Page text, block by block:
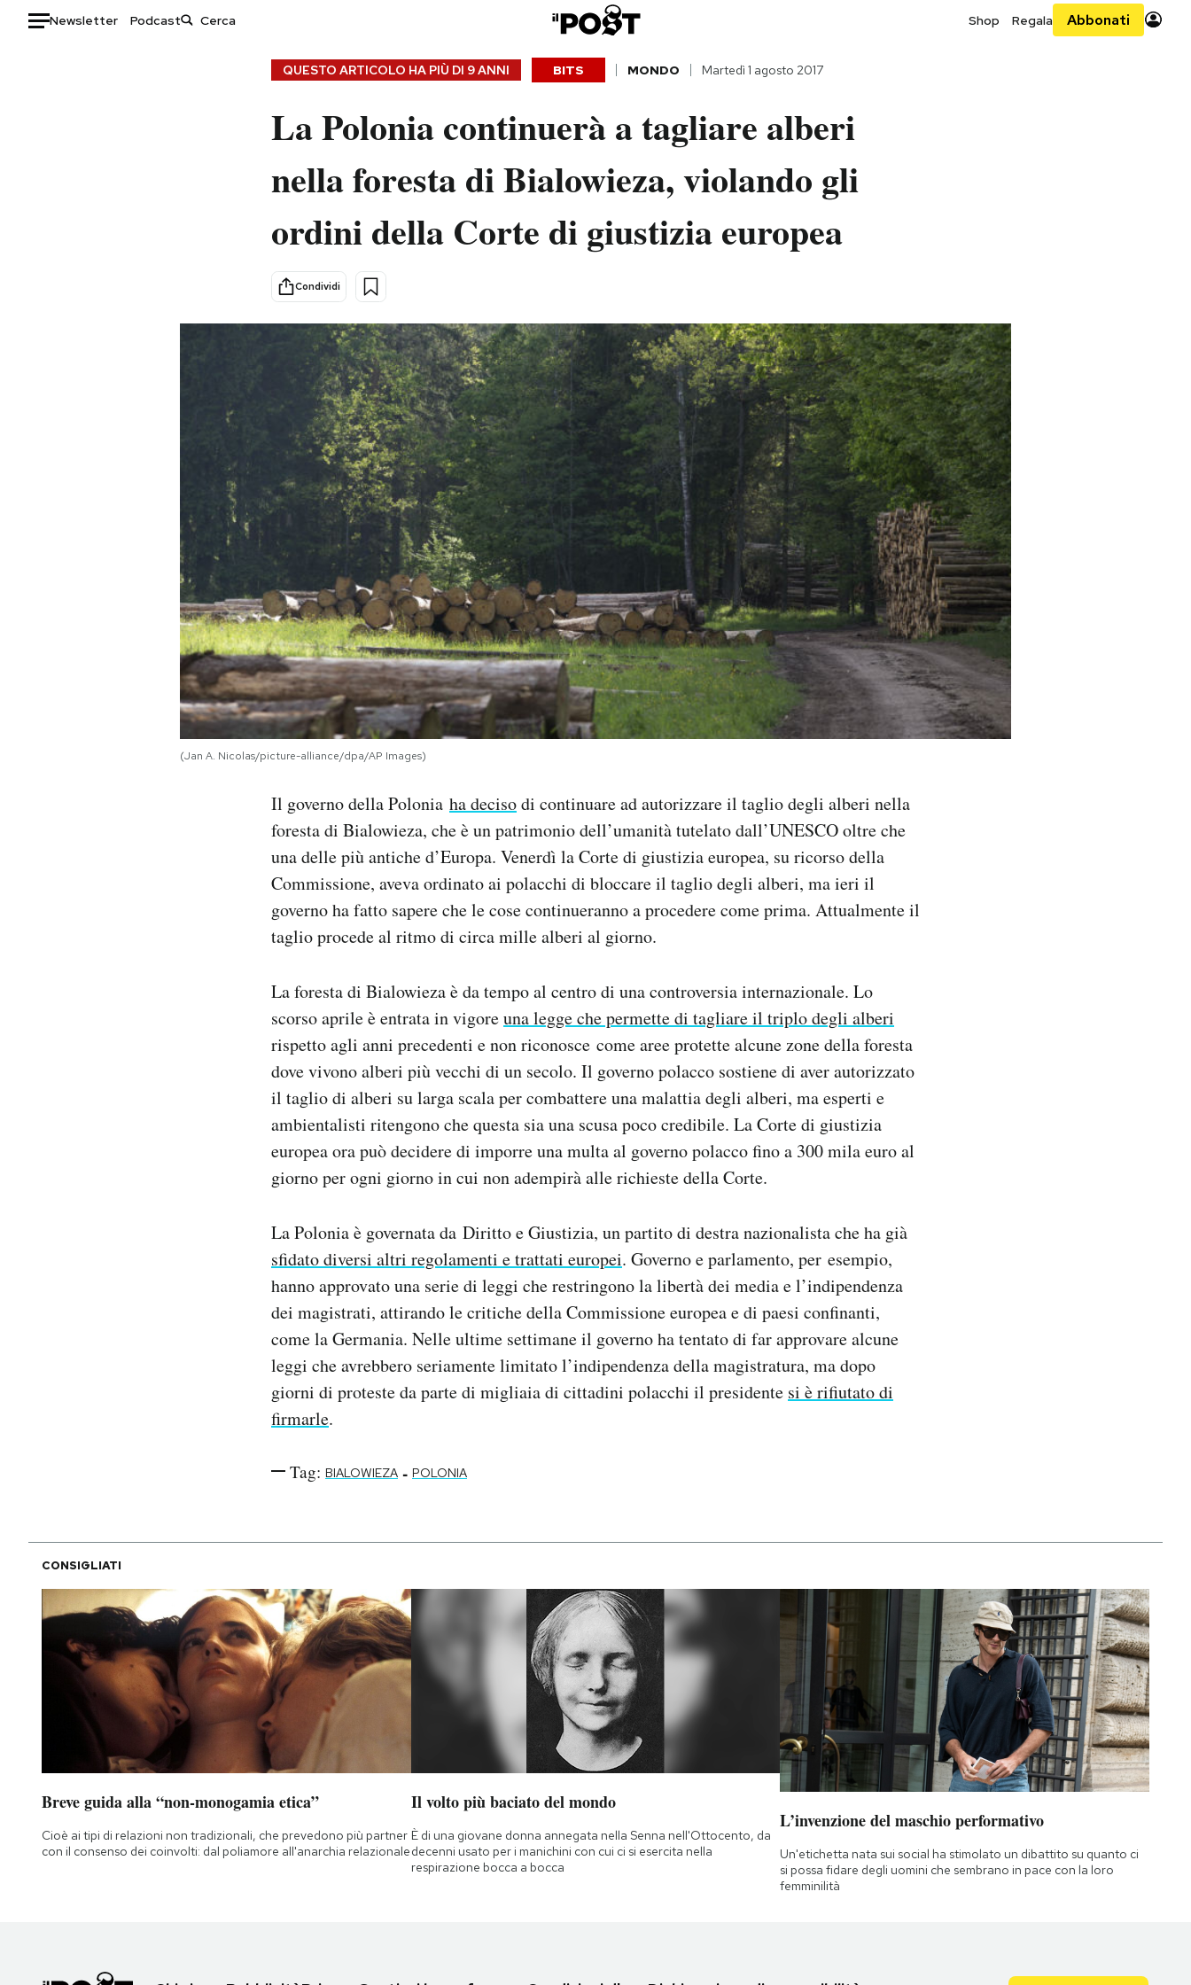
Newsletter Podcast Shop Regala Abbonati
Altrecose
Mondiali calcio 2026
AREA PERSONALE
QUESTO ARTICOLO HA PIÙ DI 9 ANNI BITS MONDO Martedì 1 agosto 2017
La Polonia continuerà a tagliare alberi
nella foresta di Bialowieza, violando gli
ordini della Corte di giustizia europea
Condividi
(Jan A. Nicolas/picture-alliance/dpa/AP Images)
Il governo della Polonia ha decisodi continuare ad autorizzare il taglio degli alberi nella
foresta di Bialowieza, che è un patrimonio dell’umanità tutelato dall’UNESCO oltre che
una delle più antiche d’Europa. Venerdì la Corte di giustizia europea, su ricorso della
Commissione, aveva ordinato ai polacchi di bloccare il taglio degli alberi, ma ieri il
governo ha fatto sapere che le cose continueranno a procedere come prima. Attualmente il
taglio procede al ritmo di circa mille alberi al giorno.
La foresta di Bialowieza è da tempo al centro di una controversia internazionale. Lo
scorso aprile è entrata in vigoreuna legge che permette di tagliare il triplo degli alberi
rispetto agli anni precedenti e non riconosce come aree protette alcune zone della foresta
dove vivono alberi più vecchi di un secolo. Il governo polacco sostiene di aver autorizzato
il taglio di alberi su larga scala per combattere una malattia degli alberi, ma esperti e
ambientalisti ritengono che questa sia una scusa poco credibile. La Corte di giustizia
europea ora può decidere di imporre una multa al governo polacco fino a 300 mila euro al
giorno per ogni giorno in cui non adempirà alle richieste della Corte.
La Polonia è governata da Diritto e Giustizia, un partito di destra nazionalista che ha già
sfidato diversi altri regolamenti e trattati europei. Governo e parlamento, per esempio,
hanno approvato una serie di leggi che restringono la libertà dei media e l’indipendenza
dei magistrati, attirando le critiche della Commissione europea e di paesi confinanti,
come la Germania. Nelle ultime settimane il governo ha tentato di far approvare alcune
leggi che avrebbero seriamente limitato l’indipendenza della magistratura, ma dopo
giorni di proteste da parte di migliaia di cittadini polacchi il presidente si è rifiutato di
firmarle.
Tag: BIALOWIEZA - POLONIA
CONSIGLIATI
Breve guida alla “non-monogamia etica”
Cioè ai tipi di relazioni non tradizionali, che prevedono più partner
con il consenso dei coinvolti: dal poliamore all'anarchia relazionale
Il volto più baciato del mondo
È di una giovane donna annegata nella Senna nell'Ottocento, da
decenni usato per i manichini con cui ci si esercita nella
respirazione bocca a bocca
L’invenzione del maschio performativo
Un'etichetta nata sui social ha stimolato un dibattito su quanto ci
si possa fidare degli uomini che sembrano in pace con la loro
femminilità